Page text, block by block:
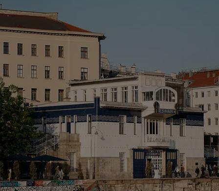
ュ
ー
ペ
ー
の
ト
ッ
プ
へ
表
示・
非
表